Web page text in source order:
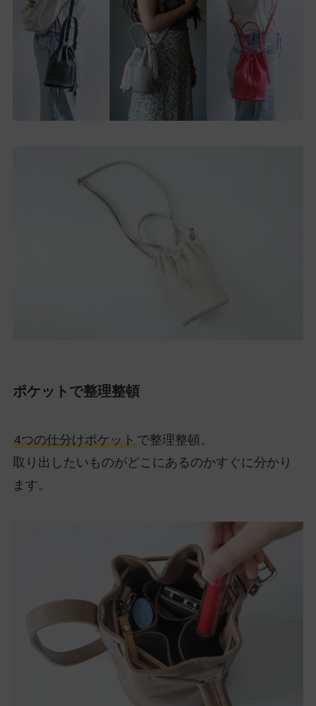
ポケットで整理整頓
4つの仕分けポケットで整理整頓。
取り出したいものがどこにあるのかすぐに分かり
ます。